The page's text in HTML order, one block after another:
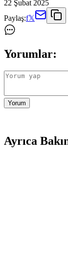
22 Şubat 2025
Paylaş:f𝕏
Yorumlar:
Yorum
Ayrıca
Avon Raspberry
Fiyatlarla